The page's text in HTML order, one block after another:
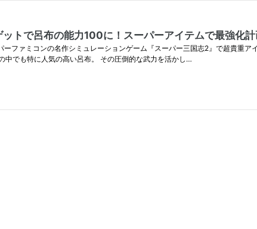
トで呂布の能力100に！スーパーアイテムで最強化計
ファミコンの名作シミュレーションゲーム『スーパー三国志2』で超貴重
中でも特に人気の高い呂布。 その圧倒的な武力を活かし…